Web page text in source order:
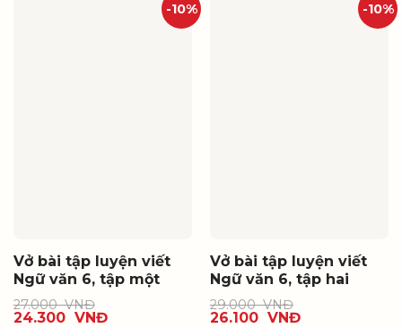
-10%
Vở bài tập luyện viết
Ngữ văn 6, tập một
27.000VNĐ
24.300 VNĐ
-10%
Vở bài tập luyện viết
Ngữ văn 6, tập hai
29.000VNĐ
26.100 VNĐ